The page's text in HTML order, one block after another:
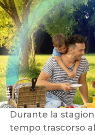
Durante la
tempo trascorso